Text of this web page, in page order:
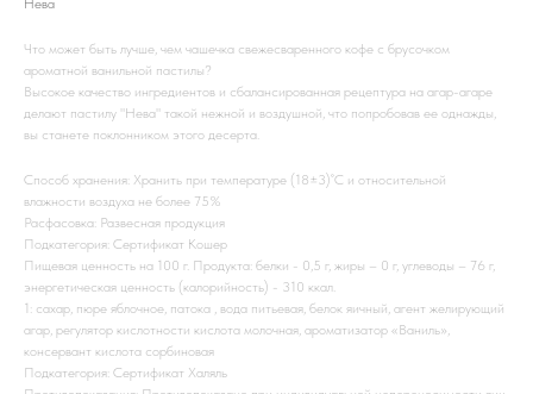
Нева
Что может быть лучше, чем чашечка свежесваренного кофе с брусочком
ароматной ванильной пастилы?
Высокое качество ингредиентов и сбалансированная рецептура на агар-агаре
делают пастилу "Нева" такой нежной и воздушной, что попробовав ее однажды,
вы станете поклонником этого десерта.
Способ хранения: Хранить при температуре (18±3)˚С и относительной
влажности воздуха не более 75%
Расфасовка: Развесная продукция
Подкатегория: Сертификат Кошер
Пищевая ценность на 100 г. Продукта: белки - 0,5 г, жиры – 0 г, углеводы – 76 г,
энергетическая ценность (калорийность) - 310 ккал.
1: сахар, пюре яблочное, патока , вода питьевая, белок яичный, агент желирующий
агар, регулятор кислотности кислота молочная, ароматизатор «Ваниль»,
консервант кислота сорбиновая
Подкатегория: Сертификат Халяль